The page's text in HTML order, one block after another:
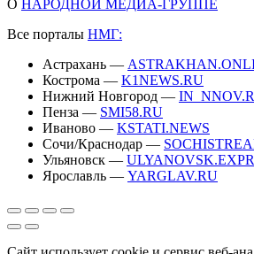
О НАРОДНОЙ МЕДИА-ГРУППЕ
Все порталы НМГ:
Астрахань —
Кострома — K1NEWS.RU
Нижний Новгород —
Пенза — SMI58.RU
Иваново — KSTATI.NEWS
Сочи/Краснодар —
Ульяновск —
Ярославль — YARGLAV.RU